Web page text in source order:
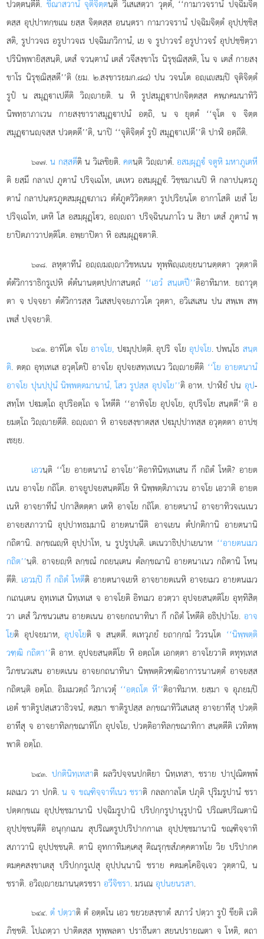
ปวตฺตนฺตีติ. ขีณาสวานํ จุติจิตฺตนฺติ วิเสเสตฺวา วุตฺตํ, ‘‘กามาวจรานํ ปจฺฉิมจิตฺ
ตสฺส อุปฺปาทกฺขเณ ยสฺส จิตฺตสฺส อนนฺตรา กามาวจรานํ ปจฺฉิมจิตฺตํ อุปฺปชฺชิสฺ
สติ, รูปาวจเร อรูปาวจเร ปจฺฉิมภวิกานํ, เย จ รูปาวจรํ อรูปาวจรํ อุปปชฺชิตฺวา
ปรินิพฺพายิสฺสนฺติ, เตสํ จวนฺตานํ เตสํ วจีสงฺขาโร นิรุชฺฌิสฺสติ, โน จ เตสํ กายสงฺ
ขาโร นิรุชฺฌิสฺสตี’’ติ (ยม. ๒.สงฺขารยมก.๘๘) ปน วจนโต อฺเสมฺปิ จุติจิตฺตํ
รูปํ น สมุฏฺาเปตีติ วิฺายติ. น หิ รูปสมุฏฺาปกจิตฺตสฺส คพฺภคมนาทิวิ
นิพทฺธาภาเวน กายสงฺขาราสมุฏฺาปนํ อตฺถิ, น จ ยุตฺตํ ‘‘จุโต จ จิตฺต
สมุฏฺานฺจสฺส ปวตฺตตี’’ติ, นาปิ ‘‘จุติจิตฺตํ รูปํ สมุฏฺาเปตี’’ติ ปาฬิ อตฺถีติ.
๖๓๗.น กสฺสตีติ น วิเลขิยติ.คตนฺติ วิฺาตํ. อสมฺผุฏฺํ จตูหิ มหาภูเตหี
ติ ยสฺมึ กลาเป ภูตานํ ปริจฺเฉโท, เตเหว อสมฺผุฏฺํ. วิชฺชมาเนปิ หิ กลาปนฺตรภู
ตานํ กลาปนฺตรภูตสมฺผุฏฺภาเว ตํตํภูตวิวิตฺตตา รูปปริยนฺโต อากาโสติ เยสํ โย
ปริจฺเฉโท, เตหิ โส อสมฺผุฏฺโว, อฺถา ปริจฺฉินฺนภาโว น สิยา เตสํ ภูตานํ พฺ
ยาปิตภาวาปตฺติโต. อพฺยาปิตา หิ อสมฺผุฏฺตาติ.
๖๓๘. ลหุตาทีนํ อฺมฺาวิชหเนน ทุพฺพิฺเยฺยนานตฺตตา วุตฺตาติ
ตํตํวิการาธิกรูเปหิตํตํนานตฺตปฺปกาสนตฺถํ ‘‘เอวํ สนฺเตปี’’ติอาทิมาห. ยถาวุตฺ
ตา จ ปจฺจยา ตํตํวิการสฺส วิเสสปจฺจยภาวโต วุตฺตา, อวิเสเสน ปน สพฺเพ สพฺ
เพสํ ปจฺจยาติ.
๖๔๑. อาทิโต จโยอาจโย, ปมุปฺปตฺติ. อุปริ จโย อุปจโย. ปพนฺโธ สนฺต
ติ. ตตฺถ อุทฺเทเส อวุตฺโตปิ อาจโย อุปจยสทฺเทเนว วิฺายตีติ ‘‘โย อายตนานํ
อาจโย ปุนปฺปุนํ นิพฺพตฺตมานานํ, โสว รูปสฺส อุปจโย’’ติ อาห. ปาฬิยํ ปน อุป-
สทฺโท ปมตฺโถ อุปริอตฺโถ จ โหตีติ ‘‘อาทิจโย อุปจโย, อุปริจโย สนฺตตี’’ติ อ
ยมตฺโถ วิฺายตีติ. อฺถา หิ อาจยสงฺขาตสฺส ปมุปฺปาทสฺส อวุตฺตตา อาปชฺ
เชยฺย.
เอวนฺติ ‘‘โย อายตนานํ อาจโย’’ติอาทินิทฺเทเสน กึ กถิตํ โหติ? อายต
เนน อาจโย กถิโต. อาจยูปจยสนฺตติโย หิ นิพฺพตฺติภาเวน อาจโย เอวาติ อายต
เนหิ อาจยาทีนํ ปกาสิตตฺตา เตหิ อาจโย กถิโต. อายตนานํ อาจยาทิวจเนเนว
อาจยสภาวานิ อุปฺปาทธมฺมานิ อายตนานีติ อาจเยน ตํปกติกานิ อายตนานิ
กถิตานิ. ลกฺขณฺหิ อุปฺปาโท, น รูปรูปนฺติ. เตเนวาธิปฺปาเยนาห ‘‘อายตนเมว
กถิต’’นฺติ. อาจยฺหิ ลกฺขณํ กถยนฺเตน ตํลกฺขณานิ อายตนาเนว กถิตานิ โหนฺ
ตีติ. เอวมฺปิ กึ กถิตํ โหตีติ อายตนาจเยหิ อาจยายตเนหิ อาจยเมว อายตนเมว
กเถนฺเตน อุทฺเทเส นิทฺเทเส จ อาจโยติ อิทเมว อวตฺวา อุปจยสนฺตติโย อุทฺทิสิตฺ
วา เตสํ วิภชนวเสน อายตเนน อาจยกถนาทินา กึ กถิตํ โหตีติ อธิปฺปาโย. อาจ
โยติ อุปจยมาห, อุปจโยติ จ สนฺตตึ. ตเทวุภยํ ยถากฺกมํ วิวรนฺโต ‘‘นิพฺพตฺติ
วฑฺฒิ กถิตา’’ติ อาห. อุปจยสนฺตติโย หิ อตฺถโต เอกตฺตา อาจโยวาติ ตทุทฺเทส
วิภชนวเสน อายตเนน อาจยกถนาทินา นิพฺพตฺติวฑฺฒิอาการนานตฺตํ อาจยสฺส
กถิตนฺติ อตฺโถ. อิมเมวตฺถํ วิภาเวตุํ ‘‘อตฺถโต หี’’ติอาทิมาห. ยสฺมา จ อุภยมฺปิ
เอตํ ชาติรูปสฺเสวาธิวจนํ, ตสฺมา ชาติรูปสฺส ลกฺขณาทิวิเสเสสุ อาจยาทีสุ ปวตฺติ
อาทีสุ จ อาจยาทิลกฺขณาทิโก อุปจโย, ปวตฺติอาทิลกฺขณาทิกา สนฺตตีติ เวทิตพฺ
พาติ อตฺโถ.
๖๔๓. ปกตินิทฺเทสาติ ผลวิปจฺจนปกติยา นิทฺเทสา, ชราย ปาปุณิตพฺพํ
ผลเมว วา ปกติ.น จ ขณฺฑิจฺจาทีเนว ชราติ กลลกาลโต ปภุติ ปุริมรูปานํ ชรา
ปตฺตกฺขเณ อุปฺปชฺชมานานิ ปจฺฉิมรูปานิ ปริปกฺกรูปานุรูปานิ ปริณตปริณตานิ
อุปฺปชฺชนฺตีติ อนุกฺกเมน สุปริณตรูปปริปากกาเล อุปฺปชฺชมานานิ ขณฺฑิจฺจาทิ
สภาวานิ อุปฺปชฺชนฺติ. ตานิ อุทกาทิมคฺเคสุ ติณรุกฺขสํภคฺคตาทโย วิย ปริปากค
ตมคฺคสงฺขาเตสุ ปริปกฺกรูเปสุ อุปฺปนฺนานิ ชราย คตมคฺโคอิจฺเจว วุตฺตานิ, น
ชราติ. อวิฺายมานนฺตรชราอวีจิชรา. มรเณอุปนยนรสา.
๖๔๔.ตํ ปตฺวาติ ตํ อตฺตโน เอว ขยวยสงฺขาตํ สภาวํ ปตฺวา รูปํ ขียติ เวติ
ภิชฺชติ. โปเถตฺวา ปาติตสฺส ทุพฺพลตา ปราธีนตา สยนปรายณตา จ โหติ, ตถา